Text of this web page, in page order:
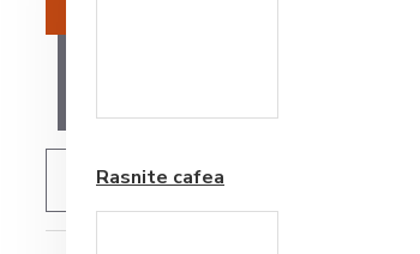
Rasnite cafea
ADAUGĂ IN WISHLIST